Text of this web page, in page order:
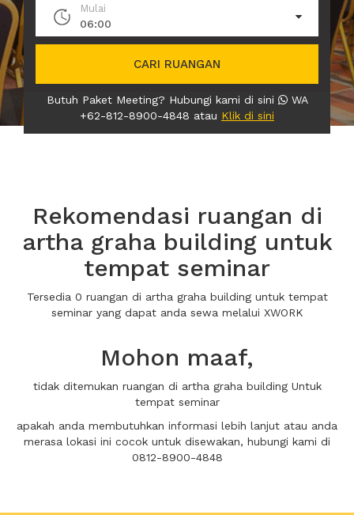
Mulai
06:00
CARI RUANGAN
Butuh Paket Meeting? Hubungi kami di sini
WA
+62-812-8900-4848 atau Klik di sini
Rekomendasi ruangan di
artha graha building untuk
tempat seminar
Tersedia 0 ruangan di artha graha building untuk tempat
seminar yang dapat anda sewa melalui XWORK
Mohon maaf,
tidak ditemukan ruangan di artha graha building Untuk
tempat seminar
apakah anda membutuhkan informasi lebih lanjut atau anda
merasa lokasi ini cocok untuk disewakan, hubungi kami di
0812-8900-4848